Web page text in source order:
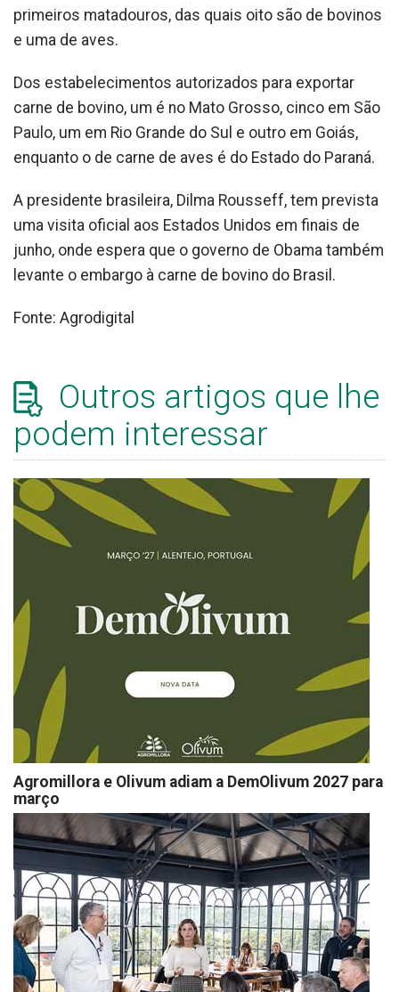
primeiros matadouros, das quais oito são de bovinos
e uma de aves.
Dos estabelecimentos autorizados para exportar
carne de bovino, um é no Mato Grosso, cinco em São
Paulo, um em Rio Grande do Sul e outro em Goiás,
enquanto o de carne de aves é do Estado do Paraná.
A presidente brasileira, Dilma Rousseff, tem prevista
uma visita oficial aos Estados Unidos em finais de
junho, onde espera que o governo de Obama também
levante o embargo à carne de bovino do Brasil.
Fonte: Agrodigital
Outros artigos que lhe
podem interessar
Agromillora e Olivum adiam a DemOlivum 2027 para
março